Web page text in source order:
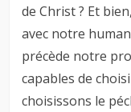
de Christ ? Et
avec notre
précède notre
capables de
choisissons le